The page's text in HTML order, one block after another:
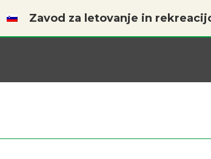
Zavod za letovanje in